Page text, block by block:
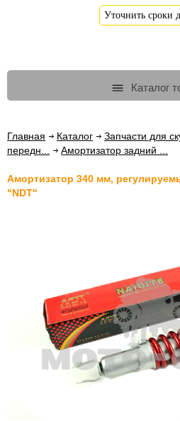
Уточнить сроки
Каталог
Главная Каталог Запчасти для
передн...
Амортизатор задний ...
Амортизатор 340 мм,
"NDT"